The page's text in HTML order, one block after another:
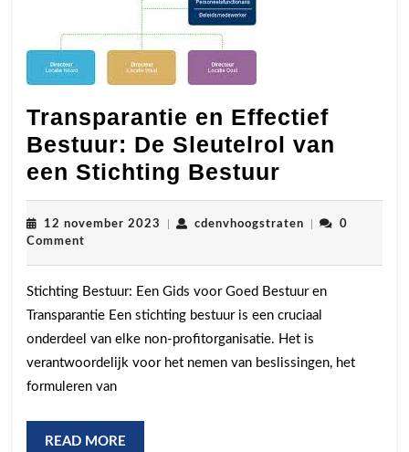
Transparantie en Effectief
Bestuur: De Sleutelrol van
een Stichting Bestuur
en
Effectief
De
Sleutelrol
van
een
12 november 2023 12
cdenvhoogstraten
0
Comment
Stichting Bestuur: Een Gids voor Goed Bestuur en
Transparantie Een stichting bestuur is een cruciaal
onderdeel van elke non-profitorganisatie. Het is
verantwoordelijk voor het nemen van beslissingen, het
formuleren van
READ MORE